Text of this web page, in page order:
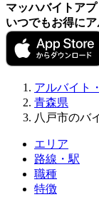
マッハバイトアプ
いつでもお得に
アルバイト
青森県
八戸市のバ
エリア
路線・駅
職種
特徴